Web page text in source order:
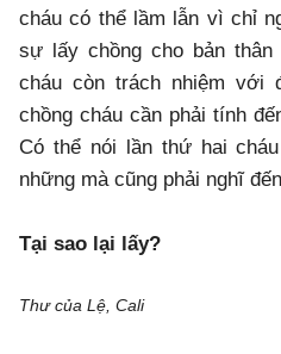
cháu có thể lầm lẫn vì chỉ
sự lấy chồng cho bản
cháu còn trách nhiệm với
chồng cháu cần phải tính
Có thể nói lần thứ hai
những mà cũng phải nghĩ
Tại sao lại lấy?
Thư của Lệ, Cali